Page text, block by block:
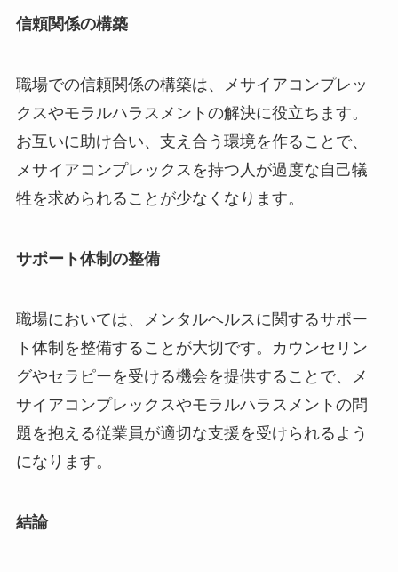
信頼関係の構築
職場での信頼関係の構築は、メサイアコンプレッ
クスやモラルハラスメントの解決に役立ちます。
お互いに助け合い、支え合う環境を作ることで、
メサイアコンプレックスを持つ人が過度な自己犠
牲を求められることが少なくなります。
サポート体制の整備
職場においては、メンタルヘルスに関するサポー
ト体制を整備することが大切です。カウンセリン
グやセラピーを受ける機会を提供することで、メ
サイアコンプレックスやモラルハラスメントの問
題を抱える従業員が適切な支援を受けられるよう
になります。
結論